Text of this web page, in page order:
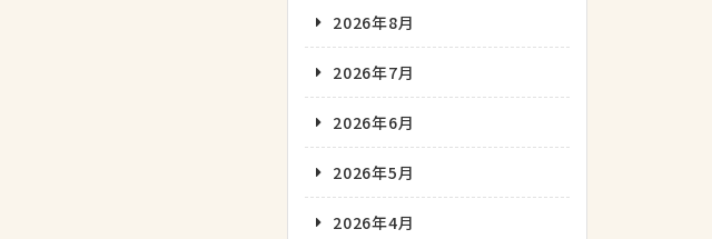
2026年8月
2026年7月
2026年6月
2026年5月
2026年4月